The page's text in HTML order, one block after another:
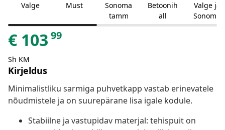
Valge Must
Sonoma
tamm
Betoonih
all
Valge ja
Sonoma
tamm
€ 103 99
Sh KM
Kirjeldus
Minimalistliku sarmiga puhvetkapp vastab erinevatele
nõudmistele ja on suurepärane lisa igale kodule.
Stabiilne ja vastupidav materjal: tehispuit on